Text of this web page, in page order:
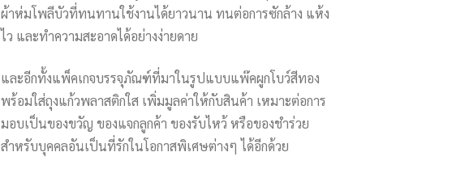
ผ้าห่มโพลีบัวที่ทนทานใช้งานได้ยาวนาน ทนต่อการซักล้าง แห้ง
ไว และทำความสะอาดได้อย่างง่ายดาย
และอีกทั้งแพ็คเกจบรรจุภัณฑ์ที่มาในรูปแบบแพ๊คผูกโบว์สีทอง
พร้อมใส่ถุงแก้วพลาสติกใส เพิ่มมูลค่าให้กับสินค้า เหมาะต่อการ
มอบเป็นของขวัญ ของแจกลูกค้า ของรับไหว้ หรือของชำร่วย
สำหรับบุคคลอันเป็นที่รักในโอกาสพิเศษต่างๆ ได้อีกด้วย